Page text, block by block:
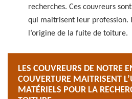
recherches. Ces couvreurs
qui maitrisent leur profession.
l’origine de la fuite de toiture.
LES COUVREURS DE NOTRE
COUVERTURE MAITRISENT
MATÉRIELS POUR LA